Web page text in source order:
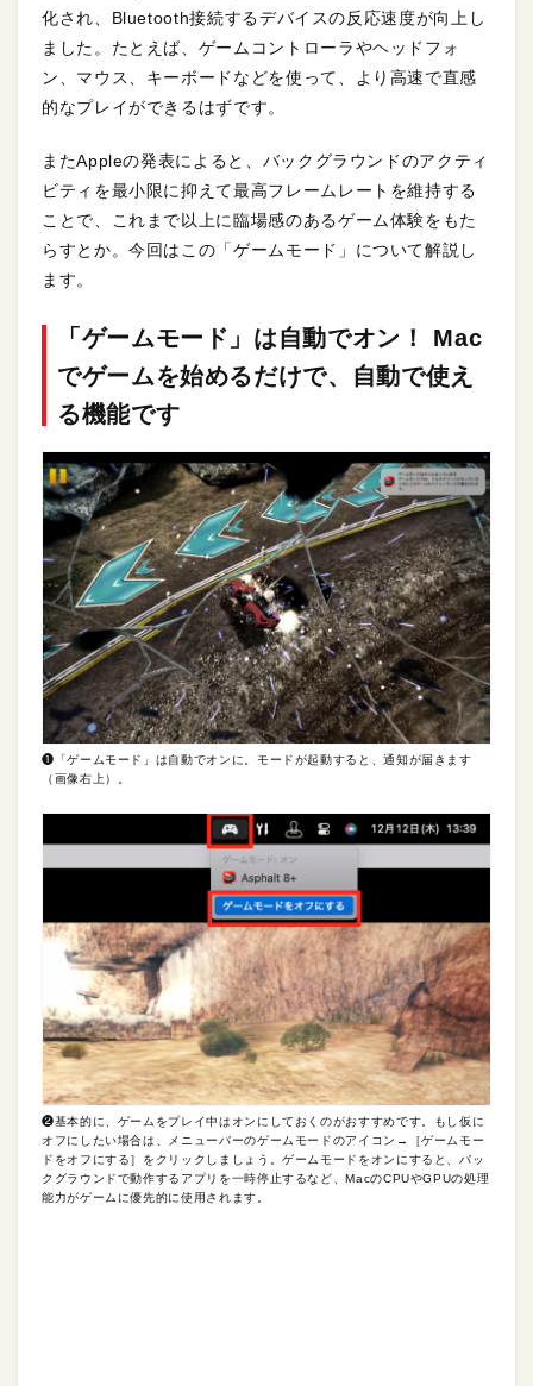
化され、Bluetooth接続するデバイスの反応速度が向上し
ました。たとえば、ゲームコントローラやヘッドフォ
ン、マウス、キーボードなどを使って、より高速で直感
的なプレイができるはずです。
またAppleの発表によると、バックグラウンドのアクティ
ビティを最小限に抑えて最高フレームレートを維持する
ことで、これまで以上に臨場感のあるゲーム体験をもた
らすとか。今回はこの「ゲームモード」について解説し
ます。
「ゲームモード」は自動でオン！ Mac
でゲームを始めるだけで、自動で使え
る機能です
❶「ゲームモード」は自動でオンに。モードが起動すると、通知が届きます
（画像右上）。
❷基本的に、ゲームをプレイ中はオンにしておくのがおすすめです。もし仮に
オフにしたい場合は、メニューバーのゲームモードのアイコン→［ゲームモー
ドをオフにする］をクリックしましょう。ゲームモードをオンにすると、バッ
クグラウンドで動作するアプリを一時停止するなど、MacのCPUやGPUの処理
能力がゲームに優先的に使用されます。